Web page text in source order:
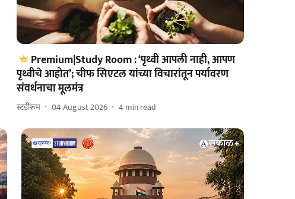
Premium|Study Room : ‘पृथ्वी आपली नाही, आपण
पृथ्वीचे आहोत’; चीफ सिएटल यांच्या विचारांतून पर्यावरण
संवर्धनाचा मूलमंत्र
स्टडीरूम 04 August 2026 4 min read